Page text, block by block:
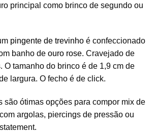
principal como brinco de segundo ou
pingente de trevinho é confeccionado
banho de ouro rose. Cravejado de
O tamanho do brinco é de 1,9 cm de
largura. O fecho é de click.
são ótimas opções para compor mix de
argolas, piercings de pressão ou